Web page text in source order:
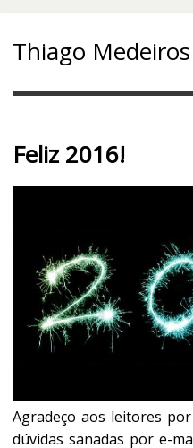
Thiago Medeiros
Feliz 2016!
Agradeço aos leitores
dúvidas sanadas por e-